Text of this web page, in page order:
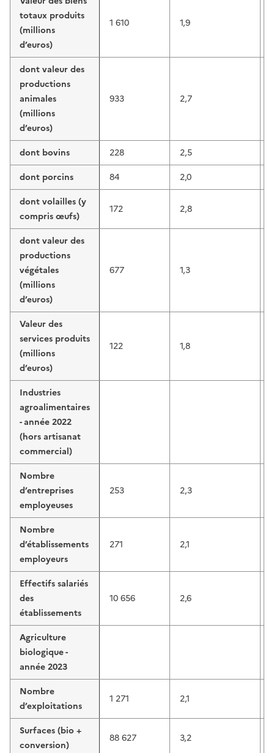
totaux produits
(millions
d’euros)
1 610 1,9
dont valeur des
productions
animales
(millions
d’euros)
933 2,7
dont bovins 228 2,5
dont porcins
84 2,0
dont volailles (y
compris œufs)
172 2,8
dont valeur des
productions
végétales
(millions
d’euros)
677 1,3
Valeur des
services produits
(millions
d’euros)
122 1,8
Industries
agroalimentaires
- année 2022
(hors artisanat
commercial)
Nombre
d’entreprises
employeuses
253 2,3
Nombre
d’établissements
employeurs
271 2,1
Effectifs salariés
des
établissements
10 656 2,6
Agriculture
biologique -
année 2023
Nombre
d’exploitations
1 271 2,1
Surfaces (bio +
conversion)
88 627 3,2